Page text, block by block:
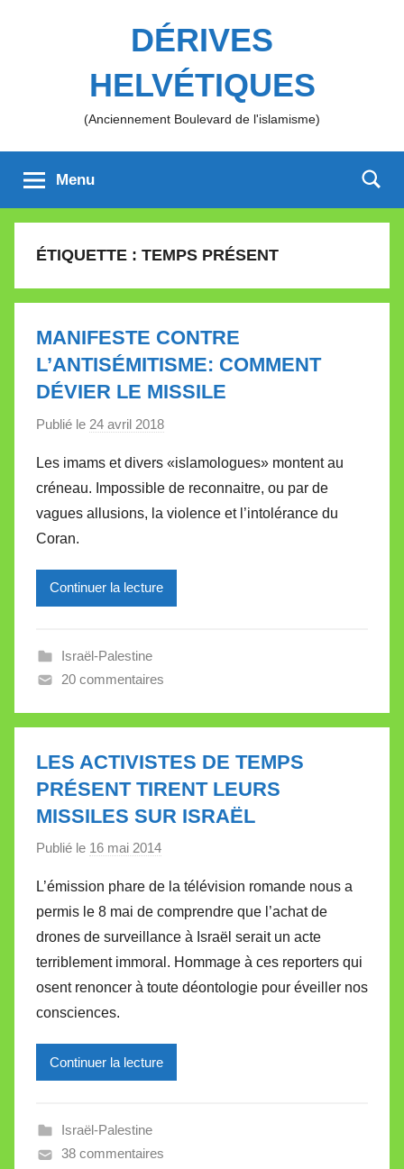
DÉRIVES
HELVÉTIQUES
(Anciennement Boulevard de l'islamisme)
Menu
ÉTIQUETTE : TEMPS PRÉSENT
MANIFESTE CONTRE
L’ANTISÉMITISME: COMMENT
DÉVIER LE MISSILE
Publié le 24 avril 2018
M
l
l
l
t
t
Les imams et divers «islamologues» montent au
créneau. Impossible de reconnaitre, ou par de
vagues allusions, la violence et l’intolérance du
Coran.
Continuer la lecture
Israël-Palestine
20 commentaires
LES ACTIVISTES DE TEMPS
PRÉSENT TIRENT LEURS
MISSILES SUR ISRAËL
Publié le 16 mai 2014
r
M
i
r
e
l
e
l
L’émission phare de la télévision romande nous a
permis le 8 mai de comprendre que l’achat de
drones de surveillance à Israël serait un acte
terriblement immoral. Hommage à ces reporters qui
osent renoncer à toute déontologie pour éveiller nos
consciences.
Continuer la lecture
Israël-Palestine
38 commentaires